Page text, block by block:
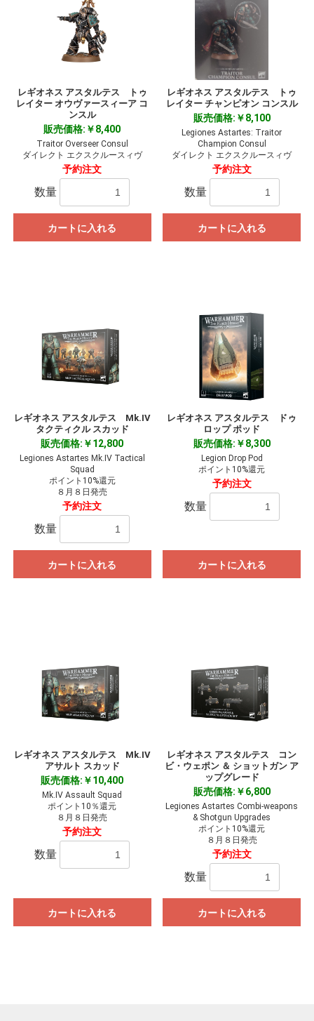
レギオネス アスタルテス トゥ
レイター オウヴァースィーア コ
ンスル
販売価格:￥8,400
Traitor Overseer Consul
ダイレクト エクスクルースィヴ
予約注文
数量
カートに入れる
レギオネス アスタルテス トゥ
レイター チャンピオン コンスル
販売価格:￥8,100
Legiones Astartes: Traitor
Champion Consul
ダイレクト エクスクルースィヴ
予約注文
数量
カートに入れる
レギオネス アスタルテス Mk.IV
タクティクル スカッド
販売価格:￥12,800
Legiones Astartes Mk.IV Tactical
Squad
ポイント10%還元
８月８日発売
予約注文
数量
カートに入れる
レギオネス アスタルテス ドゥ
ロップ ポッド
販売価格:￥8,300
Legion Drop Pod
ポイント10%還元
予約注文
数量
カートに入れる
レギオネス アスタルテス Mk.IV
アサルト スカッド
販売価格:￥10,400
Mk.IV Assault Squad
ポイント10％還元
８月８日発売
予約注文
数量
カートに入れる
レギオネス アスタルテス コン
ビ・ウェポン ＆ ショットガン ア
ップグレード
販売価格:￥6,800
Legiones Astartes Combi-weapons
& Shotgun Upgrades
ポイント10%還元
８月８日発売
予約注文
数量
カートに入れる